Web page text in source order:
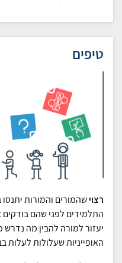
טיפים
רצוישהמורים והמורות
התלמידים לפני שהם
יעזור למורה להבין מה
האופייניות שעלולות לעלות